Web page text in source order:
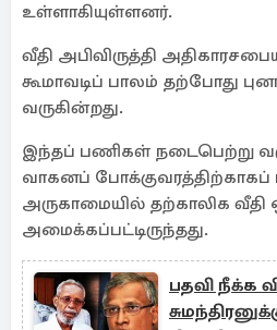
உள்ளாகியுள்ளனர். ​
வீதி அபிவிருத்தி
கூமாவடிப் பாலம் தற்போது
வருகின்றது.
இந்தப் பணிகள் நடைபெற்று
வாகனப் போக்குவரத்திற்காகப்
அருகாமையில் தற்காலிக வீதி
அமைக்கப்பட்டிருந்தது.
பதவி நீக்க